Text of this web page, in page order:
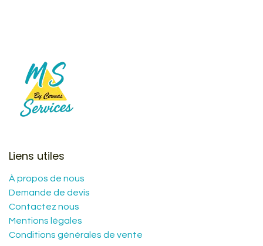
Liens utiles
À propos de nous
Demande de devis
Contactez nous
Mentions légales
Conditions générales de vente